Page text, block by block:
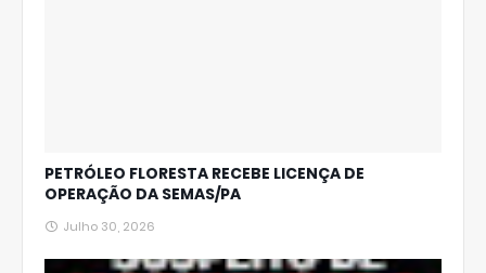
PETRÓLEO FLORESTA RECEBE LICENÇA DE
OPERAÇÃO DA SEMAS/PA
Julho 30, 2026